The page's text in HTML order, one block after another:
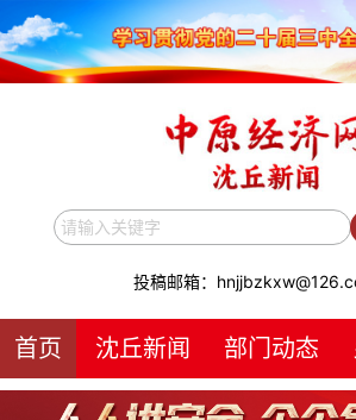
投稿邮箱：
首页 沈丘新闻 部门动态